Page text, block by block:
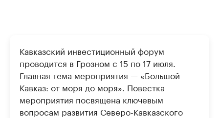
Кавказский инвестиционный форум
проводится в Грозном с 15 по 17 июля.
Главная тема мероприятия — «Большой
Кавказ: от моря до моря». Повестка
мероприятия посвящена ключевым
вопросам развития Северо-Кавказского